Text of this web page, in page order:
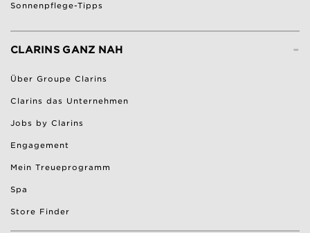
Sonnenpflege-Tipps
-
CLARINS GANZ NAH
Über Groupe Clarins
Clarins das Unternehmen
Jobs by Clarins
Engagement
Mein Treueprogramm
Spa
Store Finder